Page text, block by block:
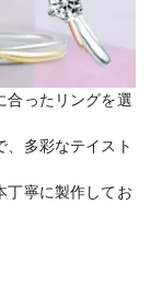
合ったリングを選
、多彩なテイスト
丁寧に製作してお